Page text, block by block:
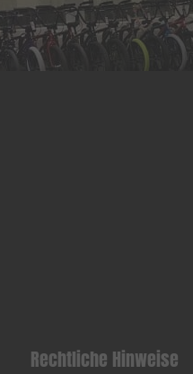
Rechtliche Hinweise